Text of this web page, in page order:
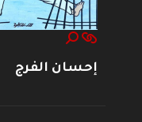
إحسان الفرج